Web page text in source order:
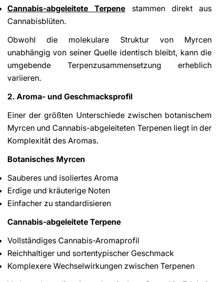
Cannabis-abgeleitete Terpene stammen direkt aus
Cannabisblüten.
Obwohl die molekulare Struktur von Myrcen
unabhängig von seiner Quelle identisch bleibt, kann die
umgebende Terpenzusammensetzung erheblich
variieren.
2. Aroma- und Geschmacksprofil
Einer der größten Unterschiede zwischen botanischem
Myrcen und Cannabis-abgeleiteten Terpenen liegt in der
Komplexität des Aromas.
Botanisches Myrcen
Sauberes und isoliertes Aroma
Erdige und kräuterige Noten
Einfacher zu standardisieren
Cannabis-abgeleitete Terpene
Vollständiges Cannabis-Aromaprofil
Reichhaltiger und sortentypischer Geschmack
Komplexere Wechselwirkungen zwischen Terpenen